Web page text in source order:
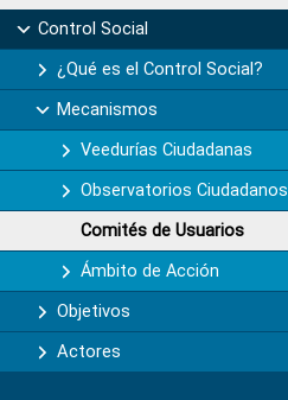
Primary
Sidebar
Control Social
¿Qué es el Control Social?
Mecanismos
Veedurías Ciudadanas
Observatorios Ciudadanos
Comités de Usuarios
Ámbito de Acción
Objetivos
Actores